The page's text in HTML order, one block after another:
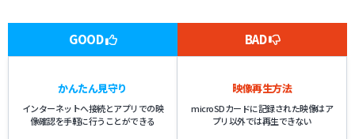
GOOD BAD
かんたん見守り
インターネットへ接続とアプリでの映
像確認を手軽に行うことができる
映像再生方法
microSDカードに記録された映像はア
プリ以外では再生できない